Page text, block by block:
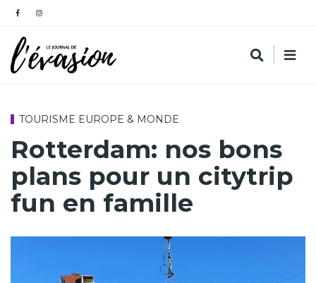
TOURISME EUROPE & MONDE
Rotterdam: nos bons
plans pour un citytrip
fun en famille